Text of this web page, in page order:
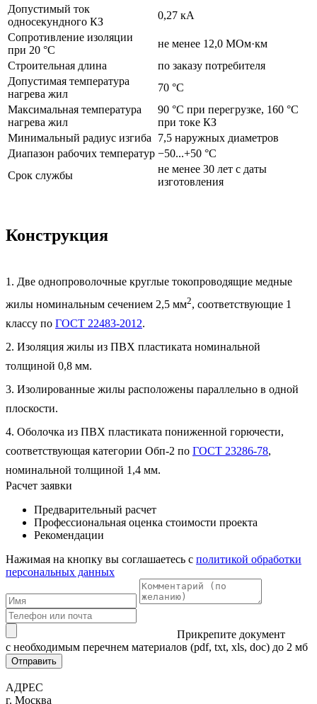
Допустимый ток
односекундного КЗ
0,27 кА
Сопротивление изоляции
при 20 °C
не менее 12,0 МОм·км
Строительная длина
по заказу потребителя
Допустимая температура
нагрева жил
70 °C
Максимальная температура
нагрева жил
90 °C при перегрузке, 160 °C
при токе КЗ
Минимальный радиус изгиба
7,5 наружных диаметров
Диапазон рабочих температур −50...+50 °C
Срок службы
не менее 30 лет с даты
изготовления
Конструкция
1. Две однопроволочные круглые токопроводящие медные
жилы номинальным сечением 2,5 мм2, соответствующие 1
классу по ГОСТ 22483-2012.
2. Изоляция жилы из ПВХ пластиката номинальной
толщиной 0,8 мм.
3. Изолированные жилы расположены параллельно в одной
плоскости.
4. Оболочка из ПВХ пластиката пониженной горючести,
соответствующая категории Обп-2 по ГОСТ 23286-78,
номинальной толщиной 1,4 мм.
Расчет заявки
Предварительный расчет
Профессиональная оценка стоимости проекта
Рекомендации
Нажимая на кнопку вы соглашаетесь с политикой обработки
персональных данных
Прикрепите документ
с необходимым перечнем материалов (pdf, txt, xls, doc) до 2 мб
Отправить
АДРЕС
г. Москва